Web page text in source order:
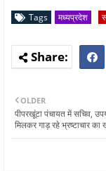
Tags मध्यप्रदेश
OLDER
पीपरखूंटा पंचायत में सचिव,
मिलकर गाड़ रहे भ्रष्टाचार का